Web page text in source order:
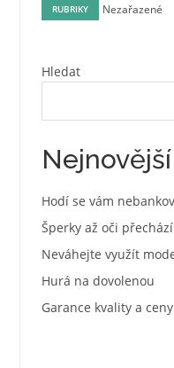
RUBRIKY Nezařazené
Hledat
Hodí se vám
Šperky až oči přechází
Neváhejte využít
Hurá na dovolenou
Garance kvality a ceny